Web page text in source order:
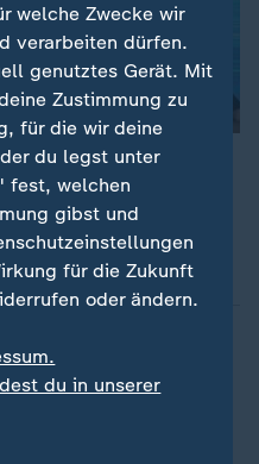
den Verteidigungsminister
Aus für die Tomahawks:
nun selbst schließen.
des
europäischen
welche Zwecke wir
verarbeiten dürfen.
genutztes Gerät. Mit
Zustimmung zu
für die wir deine
du legst unter
fest, welchen
gibst und
für die Zukunft
oder ändern.
du in unserer